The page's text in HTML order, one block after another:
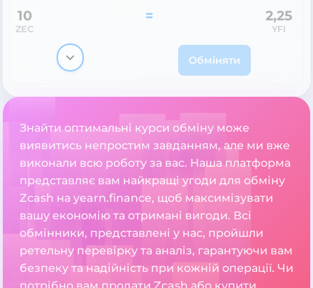
10
ZEC
= 2,25
YFI
Обміняти
Знайти оптимальні курси обміну може
виявитись непростим завданням, але ми вже
виконали всю роботу за вас. Наша платформа
представляє вам найкращі угоди для обміну
Zcash на yearn.finance, щоб максимізувати
вашу економію та отримані вигоди. Всі
обмінники, представлені у нас, пройшли
ретельну перевірку та аналіз, гарантуючи вам
безпеку та надійність при кожній операції. Чи